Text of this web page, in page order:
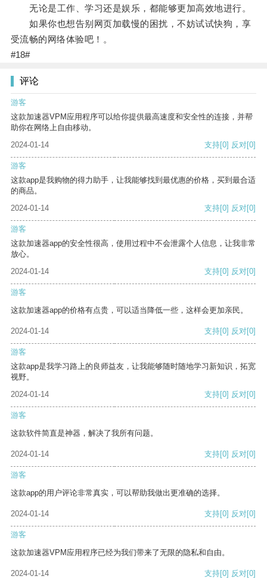
无论是工作、学习还是娱乐，都能够更加高效地进行。
如果你也想告别网页加载慢的困扰，不妨试试快狗，享
受流畅的网络体验吧！。
#18#
评论
游客
这款加速器VPM应用程序可以给你提供最高速度和安全性的连接，并帮
助你在网络上自由移动。
2024-01-14
支持[0] 反对[0]
游客
这款app是我购物的得力助手，让我能够找到最优惠的价格，买到最合适
的商品。
2024-01-14
支持[0] 反对[0]
游客
这款加速器app的安全性很高，使用过程中不会泄露个人信息，让我非常
放心。
2024-01-14
支持[0] 反对[0]
游客
这款加速器app的价格有点贵，可以适当降低一些，这样会更加亲民。
2024-01-14 支持[0] 反对[0]
游客
这款app是我学习路上的良师益友，让我能够随时随地学习新知识，拓宽
视野。
2024-01-14
支持[0] 反对[0]
游客
这款软件简直是神器，解决了我所有问题。
2024-01-14 支持[0] 反对[0]
游客
这款app的用户评论非常真实，可以帮助我做出更准确的选择。
2024-01-14 支持[0] 反对[0]
游客
这款加速器VPM应用程序已经为我们带来了无限的隐私和自由。
2024-01-14 支持[0] 反对[0]